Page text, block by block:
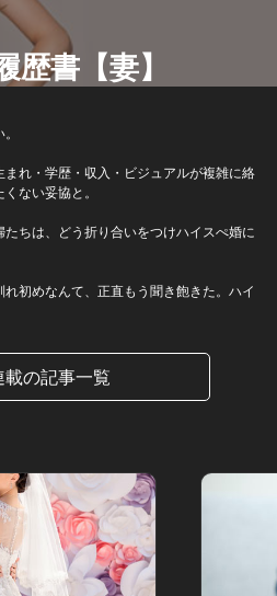
書【妻】
れ・学歴・収入・ビジュアルが複雑に絡
ない妥協と。
ちは、どう折り合いをつけハイスぺ婚に
初めなんて、正直もう聞き飽きた。ハイ
載の記事一覧